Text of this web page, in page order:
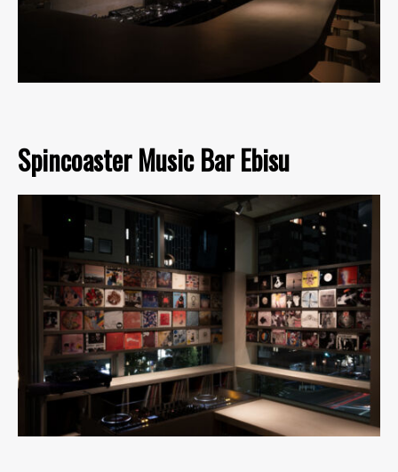
Spincoaster Music Bar Ebisu